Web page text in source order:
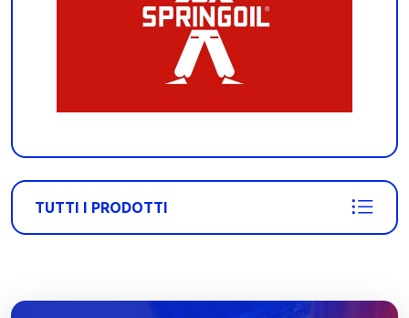
TUTTI I PRODOTTI